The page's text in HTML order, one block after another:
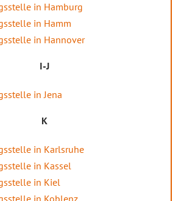
in Hamburg
in Hamm
in Hannover
I-J
in Jena
K
in Karlsruhe
in Kassel
in Kiel
in Koblenz